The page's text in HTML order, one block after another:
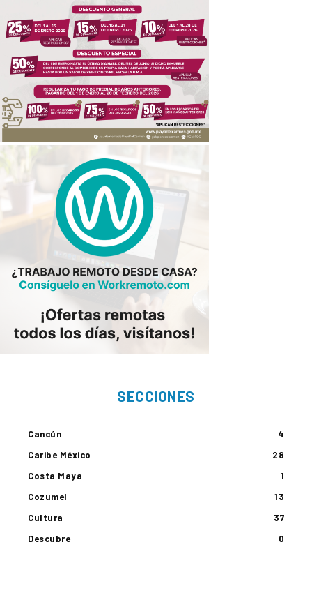
SECCIONES
Cancún
4
Caribe México
28
Costa Maya
1
Cozumel
13
Cultura
37
Descubre
0